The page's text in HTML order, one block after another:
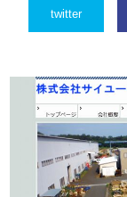
twitter